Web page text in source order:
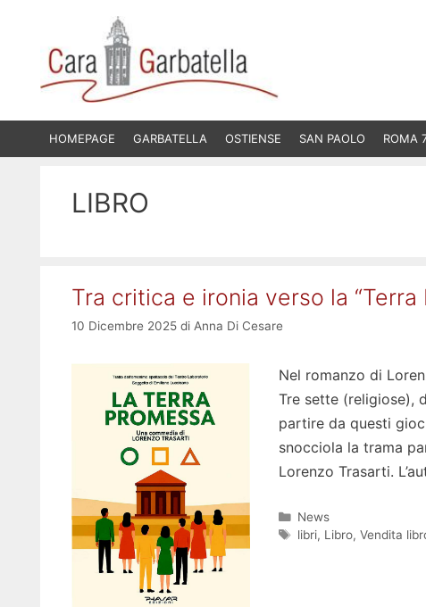
contenuto
HOMEPAGE GARBATELLA OSTIENSE SAN PAOLO ROMA
LIBRO
Tra critica e ironia verso la “Terra
10 Dicembre 2025 di Anna Di Cesare
Nel romanzo di
Tre sette (religiose),
partire da questi
snocciola la trama
Lorenzo Trasarti.
Categorie
News
Tag
libri, Libro, Vendita